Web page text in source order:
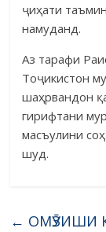
ҷиҳати
намуданд.
Аз тарафи
Тоҷикистон
шаҳрвандон
гирифтани
масъулини
шуд.
← ОМӮЗИШИ